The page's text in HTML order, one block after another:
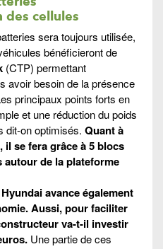
des cellules
sera toujours utilisée,
bénéficieront de
(CTP) permettant
avoir besoin de la présence
principaux points forts en
et une réduction du poids
dit-on optimisés. Quant à
il se fera grâce à 5 blocs
de la plateforme
avance également
Aussi, pour faciliter
va-t-il investir
Une partie de ces